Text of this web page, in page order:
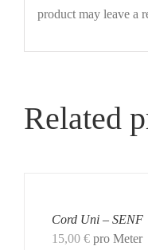
product may leave a
Related
Cord Uni – SENF
15,00 € pro Meter